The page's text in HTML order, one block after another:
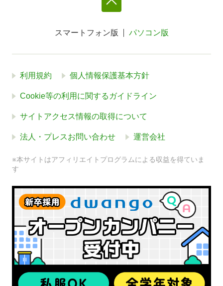
スマートフォン版 パソコン版
利用規約 個人情報保護基本方針
Cookie等の利用に関するガイドライン
サイトアクセス情報の取得について
法人・プレスお問い合わせ 運営会社
※本サイトはアフィリエイトプログラムによる収益を得ていま
す